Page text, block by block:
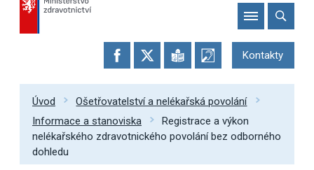
Kontakty
Úvod
Ošetřovatelství a nelékařská povolání
Informace a stanoviska
Registrace a výkon
nelékařského zdravotnického povolání bez odborného
dohledu